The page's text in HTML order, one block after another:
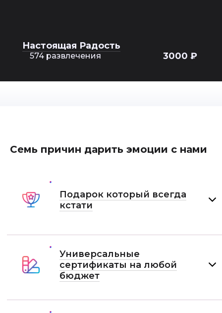
Настоящая Радость
574 развлечения 3000 ₽
Семь причин дарить эмоции с нами
Подарок который всегда
кстати
Универсальные
сертификаты на любой
бюджет